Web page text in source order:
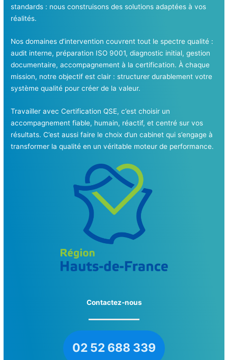
standards : nous construisons des solutions adaptées à vos
réalités.
Nos domaines d’intervention couvrent tout le spectre qualité :
audit interne, préparation ISO 9001, diagnostic initial, gestion
documentaire, accompagnement à la certification. À chaque
mission, notre objectif est clair : structurer durablement votre
système qualité pour créer de la valeur.
Travailler avec Certification QSE, c’est choisir un
accompagnement fiable, humain, réactif, et centré sur vos
résultats. C’est aussi faire le choix d’un cabinet qui s’engage à
transformer la qualité en un véritable moteur de performance.
Contactez-nous
02 52 688 339